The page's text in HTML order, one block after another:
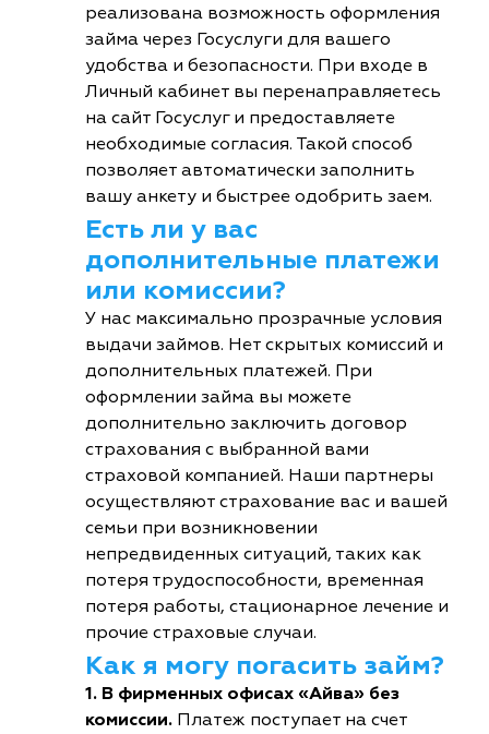
реализована возможность оформления
займа через Госуслуги для вашего
удобства и безопасности. При входе в
Личный кабинет вы перенаправляетесь
на сайт Госуслуг и предоставляете
необходимые согласия. Такой способ
позволяет автоматически заполнить
вашу анкету и быстрее одобрить заем.
Есть ли у вас
дополнительные платежи
или комиссии?
У нас максимально прозрачные условия
выдачи займов. Нет скрытых комиссий и
дополнительных платежей. При
оформлении займа вы можете
дополнительно заключить договор
страхования с выбранной вами
страховой компанией. Наши партнеры
осуществляют страхование вас и вашей
семьи при возникновении
непредвиденных ситуаций, таких как
потеря трудоспособности, временная
потеря работы, стационарное лечение и
прочие страховые случаи.
Как я могу погасить займ?
1. В фирменных офисах «Айва» без
комиссии. Платеж поступает на счет